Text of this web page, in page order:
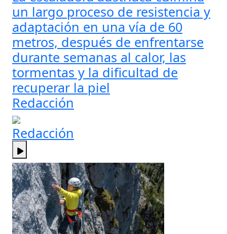
un largo proceso de resistencia y
adaptación en una vía de 60
metros, después de enfrentarse
durante semanas al calor, las
tormentas y la dificultad de
recuperar la piel
Redacción
Redacción